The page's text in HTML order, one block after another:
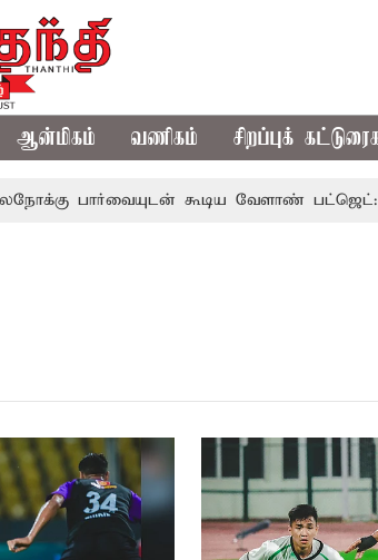
ஆன்மிகம் வணிகம் சிறப்புக்
பார்வையுடன் கூடிய வேளாண் பட்ஜெட்: